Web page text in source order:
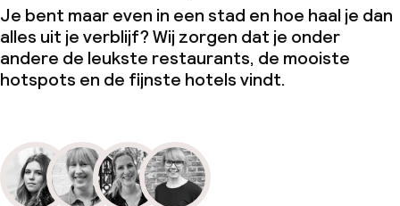
Je bent maar even in een stad en hoe haal je dan
alles uit je verblijf? Wij zorgen dat je onder
andere de leukste restaurants, de mooiste
hotspots en de fijnste hotels vindt.